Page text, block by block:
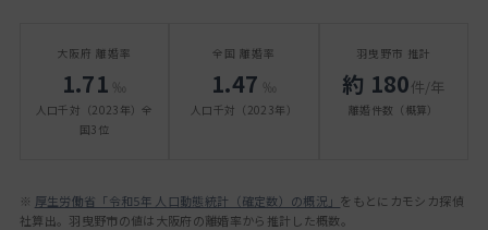
大阪府 離婚率
1.71 ‰
人口千対（2023年）全
国3位
全国 離婚率
1.47 ‰
人口千対（2023年）
羽曳野市 推計
約 180件/年
離婚件数（概算）
※ 厚生労働省「令和5年 人口動態統計（確定数）の概況」 をもとにカモシカ探偵
社算出。羽曳野市の値は大阪府の離婚率から推計した概数。